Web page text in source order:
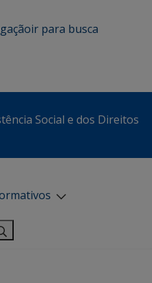
ir para busca
Social e dos Direitos